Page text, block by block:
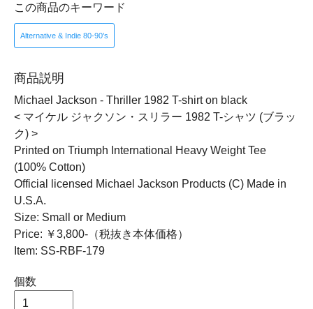
この商品のキーワード
Alternative & Indie 80-90’s
商品説明
Michael Jackson - Thriller 1982 T-shirt on black
< マイケル ジャクソン・スリラー 1982 T-シャツ (ブラッ
ク) >
Printed on Triumph International Heavy Weight Tee
(100% Cotton)
Official licensed Michael Jackson Products (C) Made in
U.S.A.
Size: Small or Medium
Price: ￥3,800-（税抜き本体価格）
Item: SS-RBF-179
個数